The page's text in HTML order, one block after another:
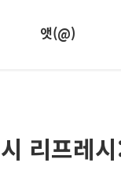
앳(@)
리프레